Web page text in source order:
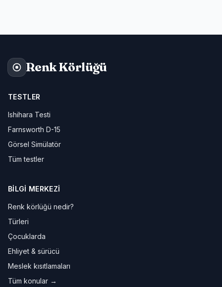
Renk Körlüğü
TESTLER
Ishihara Testi
Farnsworth D-15
Görsel Simülatör
Tüm testler
BILGI MERKEZI
Renk körlüğü nedir?
Türleri
Çocuklarda
Ehliyet & sürücü
Meslek kısıtlamaları
Tüm konular →